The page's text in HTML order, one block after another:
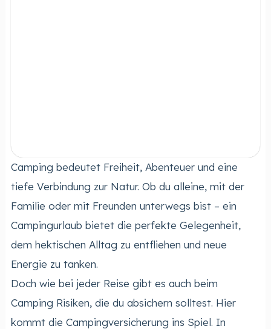
Camping bedeutet Freiheit, Abenteuer und eine
tiefe Verbindung zur Natur. Ob du alleine, mit der
Familie oder mit Freunden unterwegs bist – ein
Campingurlaub bietet die perfekte Gelegenheit,
dem hektischen Alltag zu entfliehen und neue
Energie zu tanken.
Doch wie bei jeder Reise gibt es auch beim
Camping Risiken, die du absichern solltest. Hier
kommt die Campingversicherung ins Spiel. In